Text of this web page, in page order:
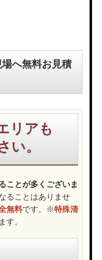
へ無料お見積
リアも
い。
ことが多くございま
ることはありませ
無料です。※特殊清
す。